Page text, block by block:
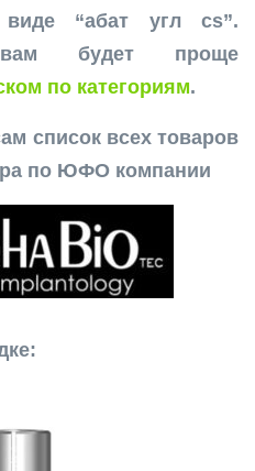
“абат угл cs”.
будет проще
по категориям.
список всех товаров
по ЮФО компании